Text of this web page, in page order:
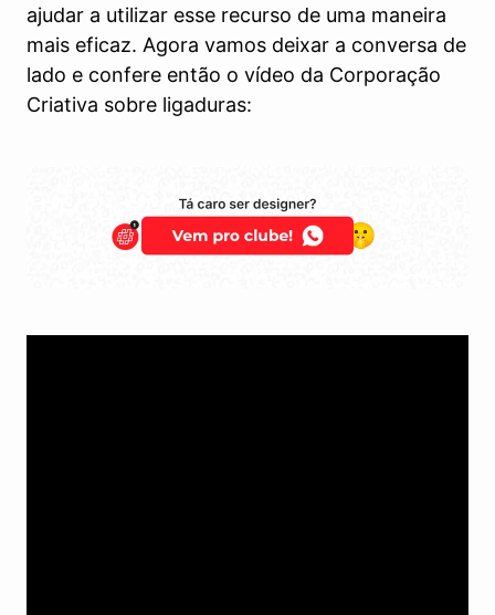
ajudar a utilizar esse recurso de uma maneira
mais eficaz. Agora vamos deixar a conversa de
lado e confere então o vídeo da Corporação
Criativa sobre ligaduras: